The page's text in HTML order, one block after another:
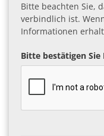
Bitte beachten Sie,
verbindlich ist.
Informationen
Bitte bestätigen